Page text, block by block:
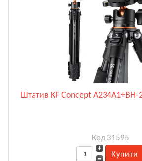
Штатив KF Concept A234A1+BH-
Код 31595